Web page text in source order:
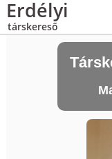
Erdélyi
társkereső